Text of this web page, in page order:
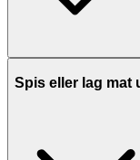
Spis eller lag mat